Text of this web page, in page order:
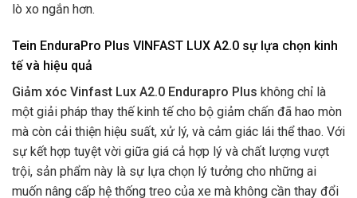
lò xo ngắn hơn.
Tein EnduraPro Plus VINFAST LUX A2.0 sự lựa chọn kinh
tế và hiệu quả
Giảm xóc Vinfast Lux A2.0 Endurapro Plus không chỉ là
một giải pháp thay thế kinh tế cho bộ giảm chấn đã hao mòn
mà còn cải thiện hiệu suất, xử lý, và cảm giác lái thể thao. Với
sự kết hợp tuyệt vời giữa giá cả hợp lý và chất lượng vượt
trội, sản phẩm này là sự lựa chọn lý tưởng cho những ai
muốn nâng cấp hệ thống treo của xe mà không cần thay đổi